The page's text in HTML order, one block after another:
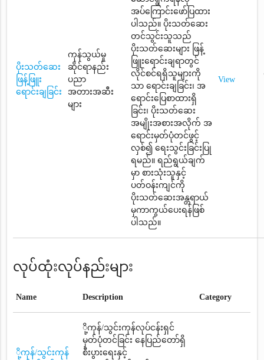
ပိုးသတ်ဆေး
ဖြန့်ဖြူး
ရောင်းချခြင်း
ကုန်သွယ်မှု
ဆိုင်ရာနည်း
ပညာ
အတားအဆီး
များ
အပ်ကြောင်းဖော်ပြထား
ပါသည်။ ပိုးသတ်ဆေး
တင်သွင်းသူသည်
ပိုးသတ်ဆေးများ ဖြန့်
ဖြူးရောင်းချရာတွင်
လိုင်စင်ရရှိသူများကို
သာ ရောင်းချခြင်း၊ အ
ရောင်းပြေစာထားရှိ
ခြင်း၊ ပိုးသတ်ဆေး
အမျိုးအစားအလိုက် အ
ရောင်းမှတ်ပုံတင်ဖွင့်
လှစ်၍ ရေးသွင်းခြင်းပြု
ရမည်။ ရည်ရွယ်ချက်
မှာ စားသုံးသူနှင့်
ပတ်ဝန်းကျင်ကို
ပိုးသတ်ဆေးအန္တရာယ်
မှကာကွယ်ပေးရန်ဖြစ်
ပါသည်။
View
လုပ်ထုံးလုပ်နည်းများ
Name Description Category
ို့ကုန်/သွင်းကုန်
ို့ကုန်/သွင်းကုန်လုပ်ငန်းရှင်
မှတ်ပုံတင်ခြင်း နေပြည်တော်ရှိ
စီးပွားရေးနှင့်